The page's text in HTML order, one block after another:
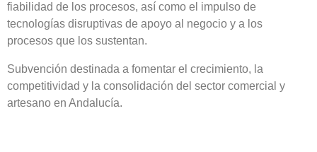
fiabilidad de los procesos, así como el impulso de
tecnologías disruptivas de apoyo al negocio y a los
procesos que los sustentan.
Subvención destinada a fomentar el crecimiento, la
competitividad y la consolidación del sector comercial y
artesano en Andalucía.